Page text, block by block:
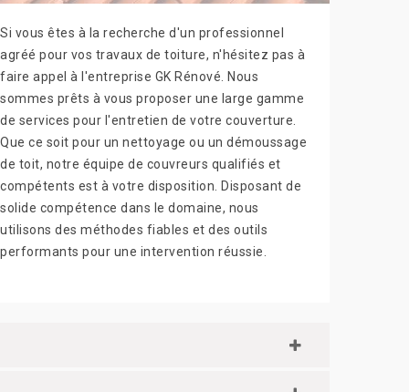
Si vous êtes à la recherche d'un professionnel
agréé pour vos travaux de toiture, n'hésitez pas à
faire appel à l'entreprise GK Rénové. Nous
sommes prêts à vous proposer une large gamme
de services pour l'entretien de votre couverture.
Que ce soit pour un nettoyage ou un démoussage
de toit, notre équipe de couvreurs qualifiés et
compétents est à votre disposition. Disposant de
solide compétence dans le domaine, nous
utilisons des méthodes fiables et des outils
performants pour une intervention réussie.